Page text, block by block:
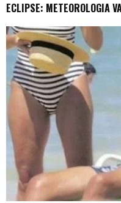
ECLIPSE: METEOROLOGIA